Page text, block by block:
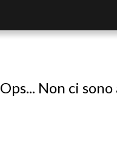
Ops... Non ci